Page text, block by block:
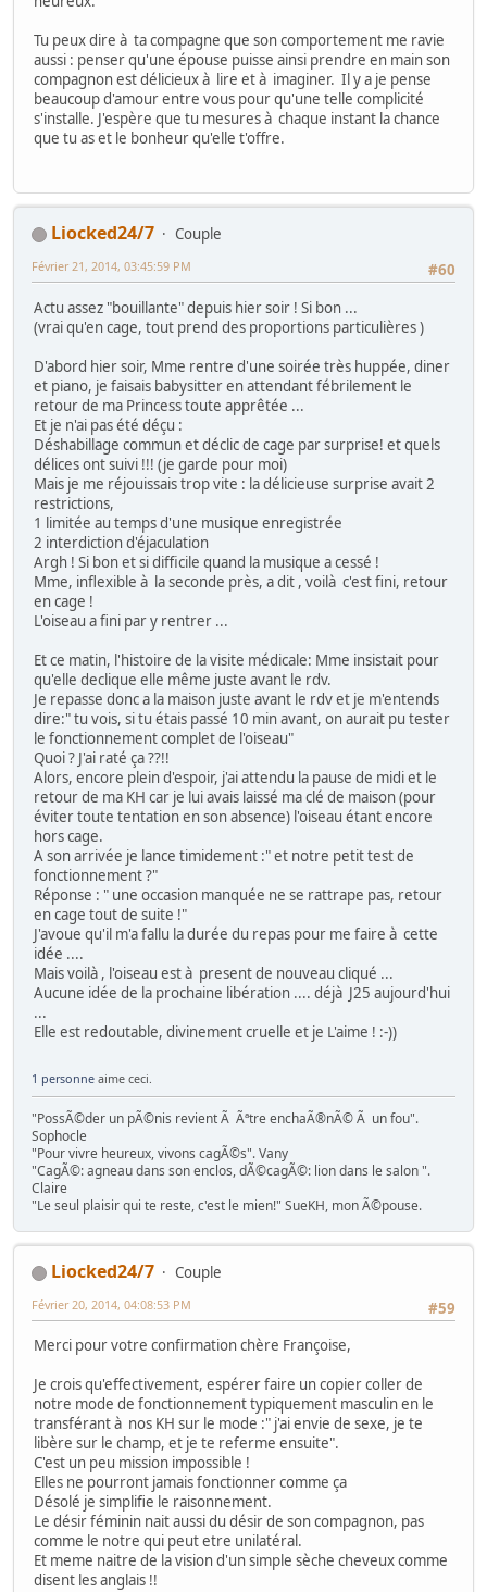
Tu peux dire à ta compagne que son comportement me ravie
aussi : penser qu'une épouse puisse ainsi prendre en main son
compagnon est délicieux à lire et à imaginer. Il y a je pense
beaucoup d'amour entre vous pour qu'une telle complicité
s'installe. J'espère que tu mesures à chaque instant la chance
que tu as et le bonheur qu'elle t'offre.
Liocked24/7
Couple
#60
Février 21, 2014, 03:45:59 PM
Actu assez "bouillante" depuis hier soir ! Si bon ...
(vrai qu'en cage, tout prend des proportions particulières )
D'abord hier soir, Mme rentre d'une soirée très huppée, diner
et piano, je faisais babysitter en attendant fébrilement le
retour de ma Princess toute apprêtée ...
Et je n'ai pas été déçu :
Déshabillage commun et déclic de cage par surprise! et quels
délices ont suivi !!! (je garde pour moi)
Mais je me réjouissais trop vite : la délicieuse surprise avait 2
restrictions,
1 limitée au temps d'une musique enregistrée
2 interdiction d'éjaculation
Argh ! Si bon et si difficile quand la musique a cessé !
Mme, inflexible à la seconde près, a dit , voilà c'est fini, retour
en cage !
L'oiseau a fini par y rentrer ...
Et ce matin, l'histoire de la visite médicale: Mme insistait pour
qu'elle declique elle même juste avant le rdv.
Je repasse donc a la maison juste avant le rdv et je m'entends
dire:" tu vois, si tu étais passé 10 min avant, on aurait pu tester
le fonctionnement complet de l'oiseau"
Quoi ? J'ai raté ça ??!!
Alors, encore plein d'espoir, j'ai attendu la pause de midi et le
retour de ma KH car je lui avais laissé ma clé de maison (pour
éviter toute tentation en son absence) l'oiseau étant encore
hors cage.
A son arrivée je lance timidement :" et notre petit test de
fonctionnement ?"
Réponse : " une occasion manquée ne se rattrape pas, retour
en cage tout de suite !"
J'avoue qu'il m'a fallu la durée du repas pour me faire à cette
idée ....
Mais voilà , l'oiseau est à present de nouveau cliqué ...
Aucune idée de la prochaine libération .... déjà J25 aujourd'hui
...
Elle est redoutable, divinement cruelle et je L'aime ! :-))
1 personne aime ceci.
"PossÃ©der un pÃ©nis revient Ã Ãªtre enchaÃ®nÃ© Ã un fou".
Sophocle
"Pour vivre heureux, vivons cagÃ©s". Vany
"CagÃ©: agneau dans son enclos, dÃ©cagÃ©: lion dans le salon ".
Claire
"Le seul plaisir qui te reste, c'est le mien!" SueKH, mon Ã©pouse.
Liocked24/7
Couple
#59
Février 20, 2014, 04:08:53 PM
Merci pour votre confirmation chère Françoise,
Je crois qu'effectivement, espérer faire un copier coller de
notre mode de fonctionnement typiquement masculin en le
transférant à nos KH sur le mode :" j'ai envie de sexe, je te
libère sur le champ, et je te referme ensuite".
C'est un peu mission impossible !
Elles ne pourront jamais fonctionner comme ça
Désolé je simplifie le raisonnement.
Le désir féminin nait aussi du désir de son compagnon, pas
comme le notre qui peut etre unilatéral.
Et meme naitre de la vision d'un simple sèche cheveux comme
disent les anglais !!